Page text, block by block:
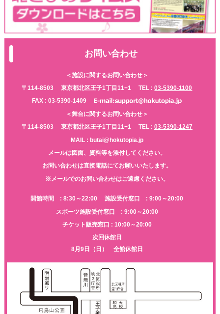
お問い合わせ
＜施設に関するお問い合わせ＞
〒114-8503
東京都北区王子1丁目11−1 TEL :03-5390-1100
FAX : 03-5390-1409
＜舞台に関するお問い合わせ＞
〒114-8503
東京都北区王子1丁目11−1 TEL : 03-5390-1247
MAIL : butai@hokutopia.jp
メールは図面、資料等を添付してください。
お問い合わせは直接電話にてお願いいたします。
※メールでのお問い合わせはご遠慮ください。
開館時間 : 8:30～22:00
施設受付窓口 : 9:00～20:00
スポーツ施設受付窓口 : 9:00～20:00
チケット販売窓口 : 10:00～20:00
次回休館日
8月9日（日） 全館休館日